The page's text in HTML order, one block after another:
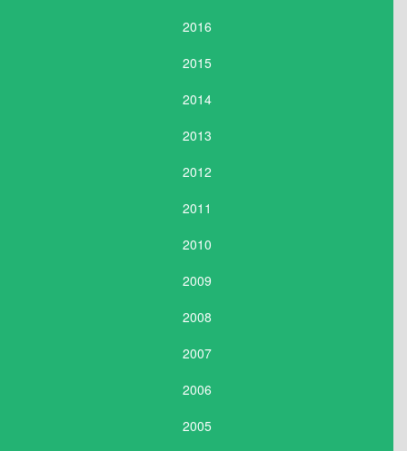
2016
2015
2014
2013
2012
2011
2010
2009
2008
2007
2006
2005